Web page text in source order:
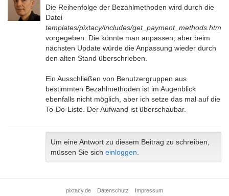
Die Reihenfolge der Bezahlmethoden wird durch die
Datei
templates/pixtacy/includes/get_payment_methods.html
vorgegeben. Die könnte man anpassen, aber beim
nächsten Update würde die Anpassung wieder durch
den alten Stand überschrieben.
Ein Ausschließen von Benutzergruppen aus
bestimmten Bezahlmethoden ist im Augenblick
ebenfalls nicht möglich, aber ich setze das mal auf die
To-Do-Liste. Der Aufwand ist überschaubar.
Um eine Antwort zu diesem Beitrag zu schreiben,
müssen Sie sich einloggen
pixtacy.de Datenschutz Impressum